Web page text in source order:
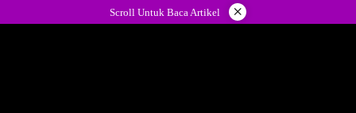
ke
Scroll Untuk Baca Artikel ×